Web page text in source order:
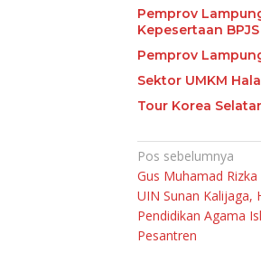
Pemprov
Kepesertaan
Pemprov
Sektor UMKM
Tour Korea
Navigasi
pos
Pos sebelumnya
Gus Muhamad
UIN Sunan Kalijaga,
Pendidikan Agama
Pesantren